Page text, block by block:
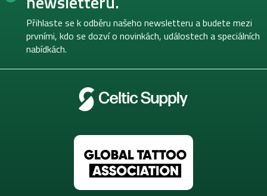
Přihlaste se k odběru našeho newsletteru a budete mezi
prvními, kdo se dozví o novinkách, událostech a speciálních
nabídkách.